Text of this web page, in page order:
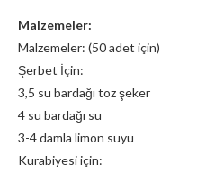
Malzemeler:
Malzemeler: (50 adet için)
Şerbet İçin:
3,5 su bardağı toz şeker
4 su bardağı su
3-4 damla limon suyu
Kurabiyesi için: